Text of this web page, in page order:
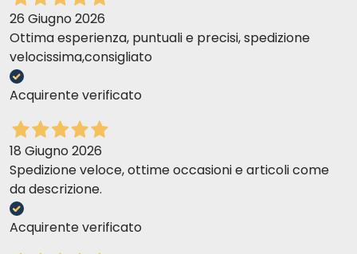
26 Giugno 2026
Ottima esperienza, puntuali e precisi, spedizione
velocissima,consigliato
Acquirente verificato
18 Giugno 2026
Spedizione veloce, ottime occasioni e articoli come
da descrizione.
Acquirente verificato